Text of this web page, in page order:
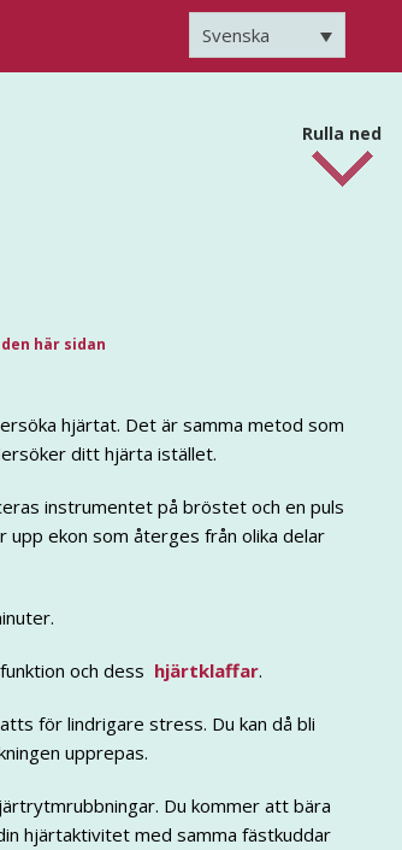
Svenska
här sidan
hjärtat. Det är samma metod som
ditt hjärta istället.
instrumentet på bröstet och en puls
ekon som återges från olika delar
och dess hjärtklaffar.
för lindrigare stress. Du kan då bli
upprepas.
Du kommer att bära
hjärtaktivitet med samma fästkuddar
Rulla ned